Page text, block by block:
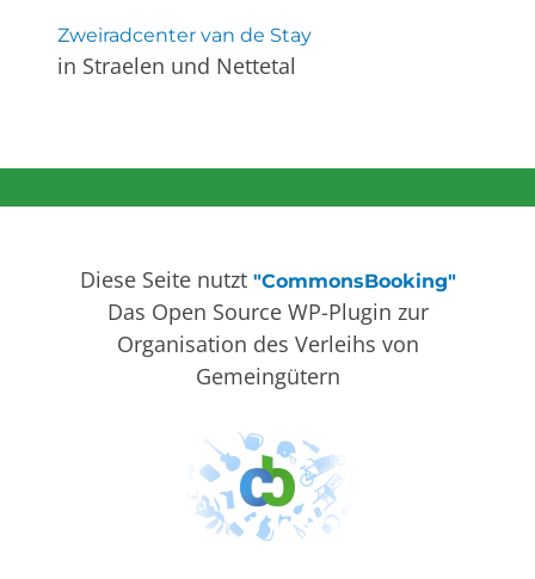
Zweiradcenter van de Stay
in Straelen und Nettetal
Diese Seite nutzt "CommonsBooking"
Das Open Source WP-Plugin zur
Organisation des Verleihs von
Gemeingütern